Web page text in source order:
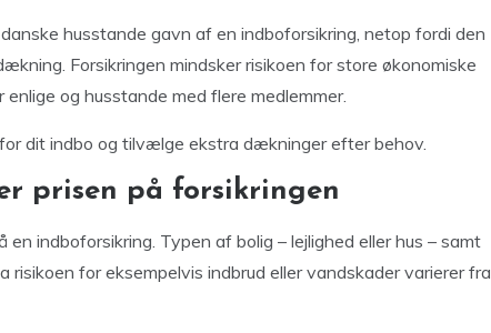
husstande gavn af en indboforsikring, netop fordi den
Forsikringen mindsker risikoen for store økonomiske
og husstande med flere medlemmer.
dit indbo og tilvælge ekstra dækninger efter behov.
prisen på forsikringen
indboforsikring. Typen af bolig – lejlighed eller hus – samt
risikoen for eksempelvis indbrud eller vandskader varierer fra